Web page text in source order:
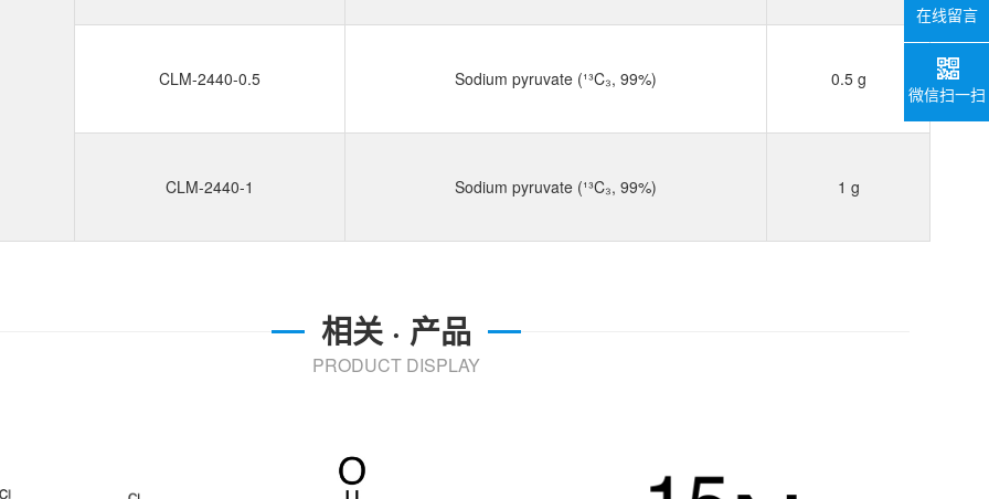
CLM-2440-0.5 Sodium pyruvate (¹³C₃, 99%) 0.5 g
CLM-2440-1 Sodium pyruvate (¹³C₃, 99%) 1 g
相关 · 产品
PRODUCT DISPLAY
在线留言
微信扫一扫